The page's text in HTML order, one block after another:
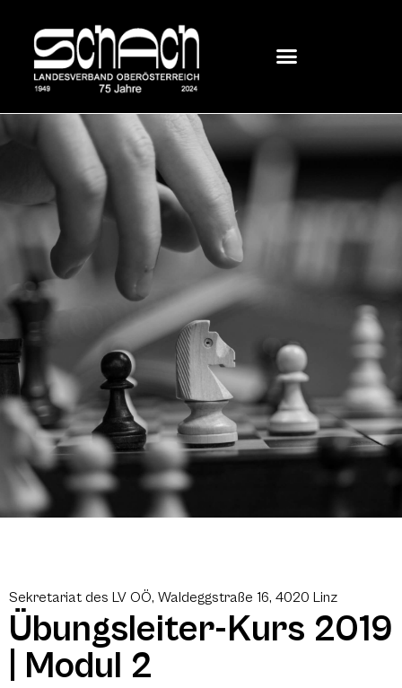
Sekretariat des LV OÖ, Waldeggstraße 16, 4020 Linz
Übungsleiter-Kurs 2019
| Modul 2